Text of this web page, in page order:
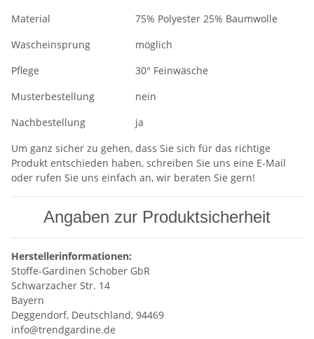
Material
75% Polyester 25% Baumwolle
Wascheinsprung
möglich
Pflege
30° Feinwäsche
Musterbestellung
nein
Nachbestellung
ja
Um ganz sicher zu gehen, dass Sie sich für das richtige
Produkt entschieden haben, schreiben Sie uns eine E-Mail
oder rufen Sie uns einfach an, wir beraten Sie gern!
Angaben zur Produktsicherheit
Herstellerinformationen:
Stoffe-Gardinen Schober GbR
Schwarzacher Str. 14
Bayern
Deggendorf, Deutschland, 94469
info@trendgardine.de